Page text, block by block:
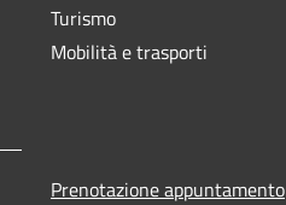
Turismo
Mobilità e trasporti
Prenotazione appuntamento